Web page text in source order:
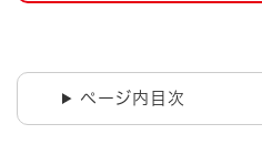
ページ内目次